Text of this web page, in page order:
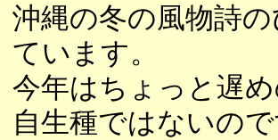
沖縄の冬の風物詩
ています。
今年はちょっと遅
自生種ではないの